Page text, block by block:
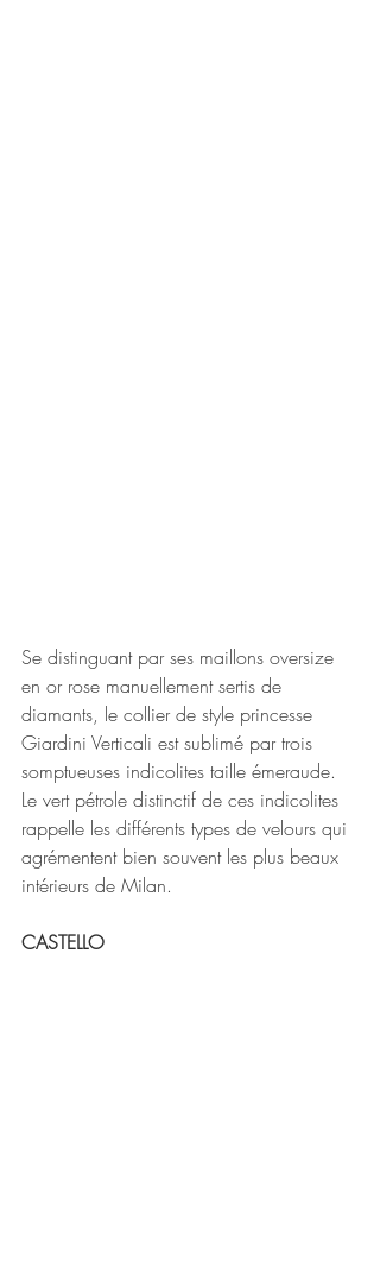
Se distinguant par ses maillons oversize
en or rose manuellement sertis de
diamants, le collier de style princesse
Giardini Verticali est sublimé par trois
somptueuses indicolites taille émeraude.
Le vert pétrole distinctif de ces indicolites
rappelle les différents types de velours qui
agrémentent bien souvent les plus beaux
intérieurs de Milan.
CASTELLO